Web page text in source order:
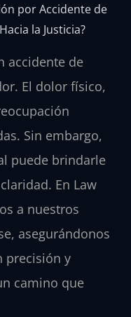
por Accidente de
la Justicia?
accidente de
El dolor físico,
Sin embargo,
puede brindarle
En Law
a nuestros
asegurándonos
precisión y
camino que